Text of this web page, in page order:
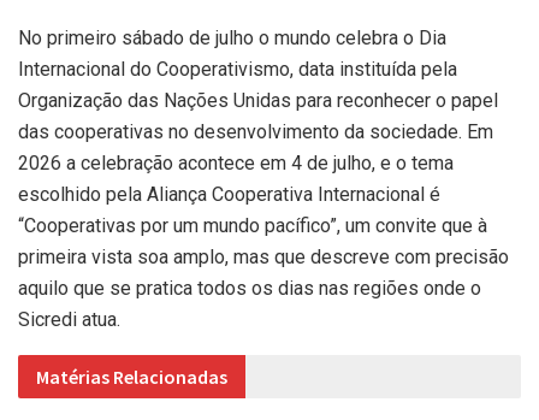
No primeiro sábado de julho o mundo celebra o Dia
Internacional do Cooperativismo, data instituída pela
Organização das Nações Unidas para reconhecer o papel
das cooperativas no desenvolvimento da sociedade. Em
2026 a celebração acontece em 4 de julho, e o tema
escolhido pela Aliança Cooperativa Internacional é
“Cooperativas por um mundo pacífico”, um convite que à
primeira vista soa amplo, mas que descreve com precisão
aquilo que se pratica todos os dias nas regiões onde o
Sicredi atua.
Matérias Relacionadas